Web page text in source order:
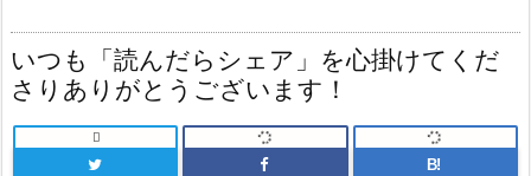
いつも「読んだらシェア」を心掛けてくだ
さりありがとうございます！

B!